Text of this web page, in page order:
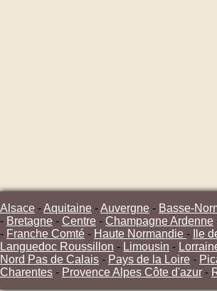
Alsace -Aquitaine -Auvergne - Basse-
- Bretagne - Centre - Champagne Ardenne
- Franche Comté - Haute Normandie - Ile
Languedoc Roussillon - Limousin -
Nord Pas de Calais - Pays de la Loire -
Charentes - Provence Alpes Côte d'azur -